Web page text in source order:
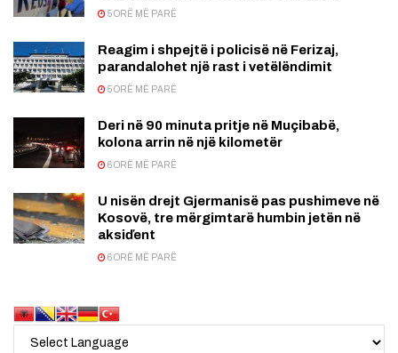
5 ORË MË PARË
Reagim i shpejtë i policisë në Ferizaj,
parandalohet një rast i vetëlëndimit
5 ORË MË PARË
Deri në 90 minuta pritje në Muçibabë,
kolona arrin në një kilometër
6 ORË MË PARË
U nisën drejt Gjermanisë pas pushimeve në
Kosovë, tre mërgimtarë humbin jetën në
aksiďent
6 ORË MË PARË